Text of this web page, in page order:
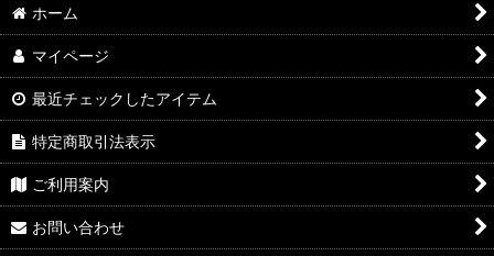
ホーム
マイページ
最近チェックしたアイテム
特定商取引法表示
ご利用案内
お問い合わせ